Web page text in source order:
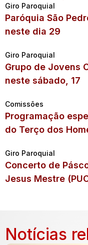
Giro Paroquial
Paróquia São
neste dia 29
Giro Paroquial
Grupo de Jovens
neste sábado, 17
Comissões
Programação
do Terço dos
Giro Paroquial
Concerto de
Jesus Mestre
Notícias